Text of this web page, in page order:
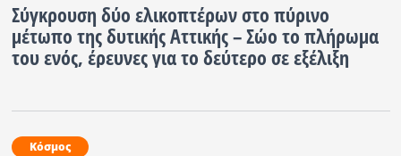
Σύγκρουση δύο ελικοπτέρων στο πύρινο
μέτωπο της δυτικής Αττικής – Σώο το πλήρωμα
του ενός, έρευνες για το δεύτερο σε εξέλιξη
Κόσμος